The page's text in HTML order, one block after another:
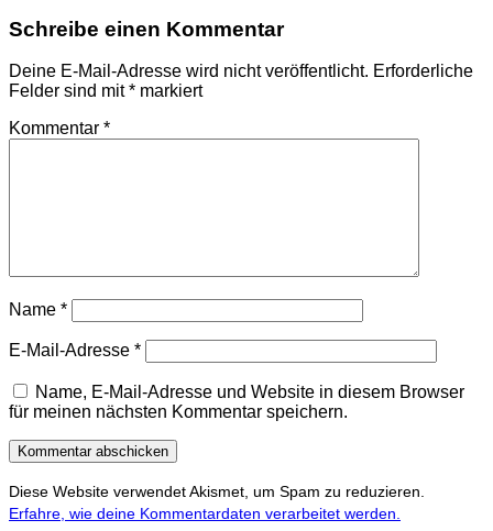
Schreibe einen Kommentar
Deine E-Mail-Adresse wird nicht veröffentlicht. Erforderliche
Felder sind mit* markiert
Kommentar *
Name *
E-Mail-Adresse *
Name, E-Mail-Adresse und Website in diesem Browser
für meinen nächsten Kommentar speichern.
Diese Website verwendet Akismet, um Spam zu reduzieren.
Erfahre, wie deine Kommentardaten verarbeitet werden.